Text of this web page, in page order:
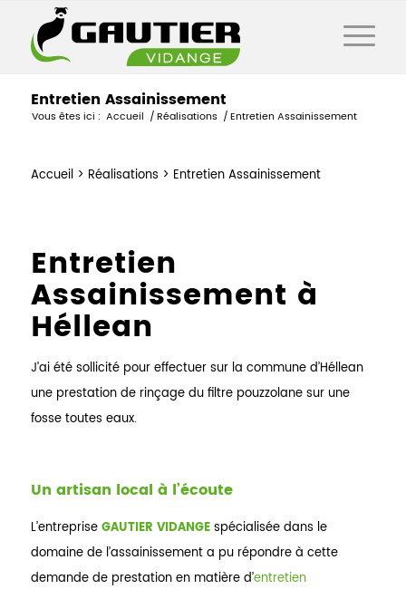
Entretien Assainissement
Vous êtes ici : Accueil /Réalisations /Entretien Assainissement
Accueil> Entretien Assainissement
Entretien
Assainissement à
Héllean
J’ai été sollicité pour effectuer sur la commune d’Héllean
une prestation de rinçage du filtre pouzzolane sur une
fosse toutes eaux.
Un artisan local à l’écoute
L’entrepriseGAUTIER VIDANGEspécialisée dans le
domaine de l’assainissement a pu répondre à cette
demande de prestation en matière d’entretien